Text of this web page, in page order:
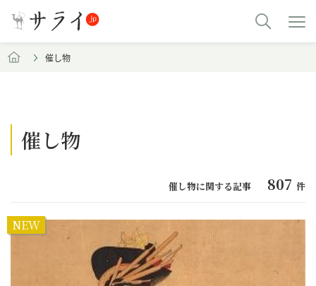
催し物
催し物
催し物に関する記事 807 件
NEW